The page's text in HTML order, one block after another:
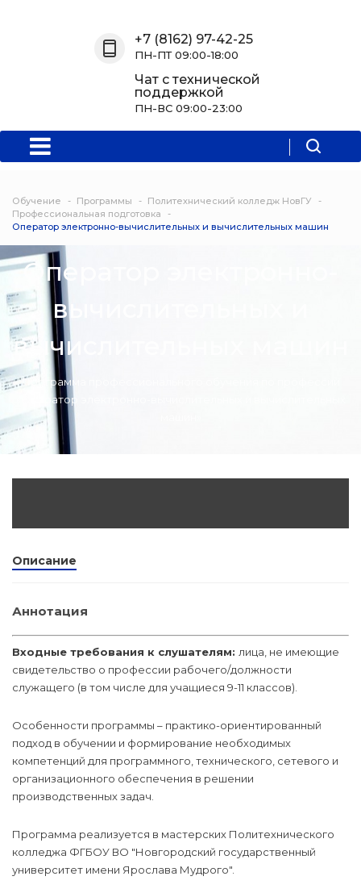
колледж
Цифровая
Мероприятия
Информация
+7 (8162) 97-42-25
ПН-ПТ 09:00-18:00
Чат с технической
поддержкой
ПН-ВС 09:00-23:00
Обучение Программы
Политехнический колледж НовГУ
Профессиональная подготовка
Оператор электронно-вычислительных и вычислительных машин
Оператор электронно-
вычислительных и
вычислительных машин
Программа профессионального обучения по профессии
«Оператор электронно-вычислительных и вычислительных
Описание
Аннотация
Входные требования к слушателям: лица, не имеющие
свидетельство о профессии рабочего/должности
служащего (в том числе для учащиеся 9-11 классов).
Особенности программы – практико-ориентированный
подход в обучении и формирование необходимых
компетенций для программного, технического, сетевого и
организационного обеспечения в решении
производственных задач.
Программа реализуется в мастерских Политехнического
колледжа ФГБОУ ВО "Новгородский государственный
университет имени Ярослава Мудрого".